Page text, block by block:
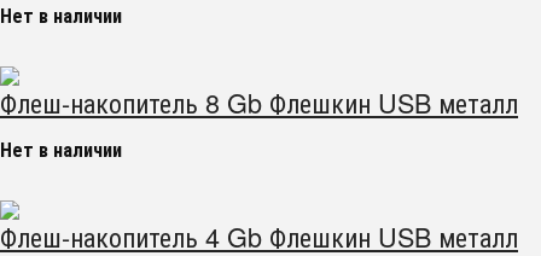
Нет в наличии
Флеш-накопитель 8 Gb Флешкин USB металл
Нет в наличии
Флеш-накопитель 4 Gb Флешкин USB металл